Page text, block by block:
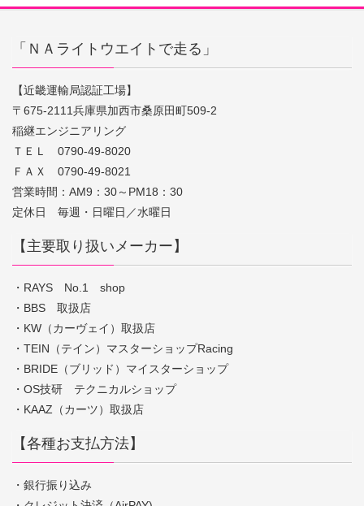
「ＮＡライトウエイトで走る」
【近畿運輸局認証工場】
〒675-2111兵庫県加西市桑原田町509-2
稲継エンジニアリング
ＴＥＬ 0790-49-8020
ＦＡＸ 0790-49-8021
営業時間：AM9：30～PM18：30
定休日 毎週・日曜日／水曜日
【主要取り扱いメーカー】
・RAYS No.1 shop
・BBS 取扱店
・KW（カーヴェイ）取扱店
・TEIN（テイン）マスターショップRacing
・BRIDE（ブリッド）マイスターショップ
・OS技研 テクニカルショップ
・KAAZ（カーツ）取扱店
【各種お支払方法】
・銀行振り込み